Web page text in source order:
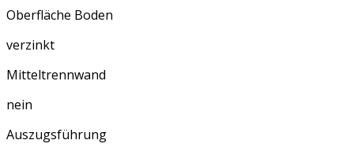
Oberfläche Boden
verzinkt
Mitteltrennwand
nein
Auszugsführung